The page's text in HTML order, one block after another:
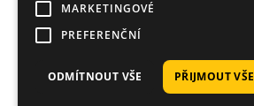
MARKETINGOVÉ
PREFERENČNÍ
PŘIJMOUT VŠE
ODMÍTNOUT VŠE